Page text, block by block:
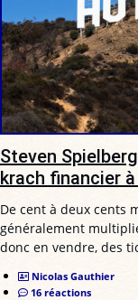
Steven
krach financier
De cent à deux cents
généralement
donc en vendre, des
Nicolas Gauthier
16 réactions